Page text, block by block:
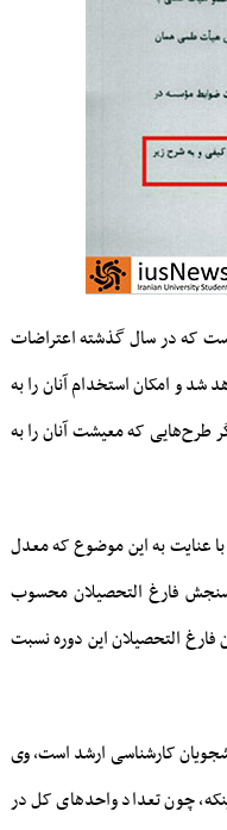
که در سال گذشته اعتراضات
و امکان استخدام آنان را به
طرح‌هایی که معیشت آنان را به
با عنایت به این موضوع که معدل
سنجش فارغ التحصیلان محسوب
فارغ التحصیلان این دوره نسبت
کارشناسی ارشد است، وی
چون تعداد واحدهای کل در